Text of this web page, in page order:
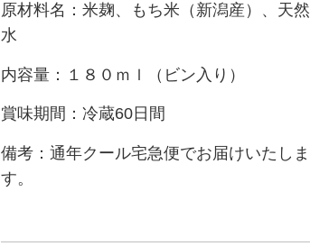
原材料名：米麹、もち米（新潟産）、天然
水
内容量：１８０ｍｌ（ビン入り）
賞味期間：冷蔵60日間
備考：通年クール宅急便でお届けいたしま
す。